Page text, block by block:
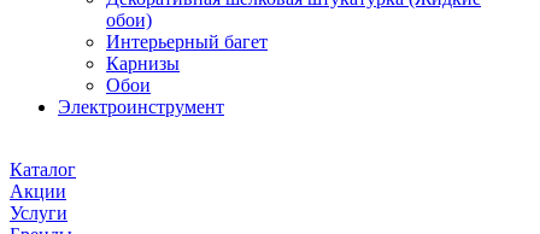
обои)
Интерьерный багет
Карнизы
Обои
Электроинструмент
Каталог
Акции
Услуги